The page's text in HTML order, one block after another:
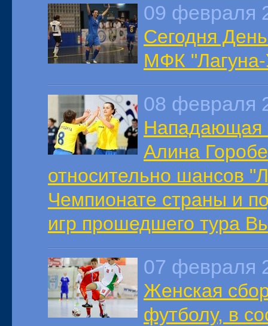
09 февраля
Сегодня
МФК
08 февраля
Нападающая
Алина
относительно шансов
Чемпионате страны и
игр прошедшего тура
07 февраля
Женская
футболу, в